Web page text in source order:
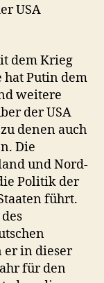
USA
dem Krieg
Putin dem
weitere
der USA
denen auch
Die
und Nord-
Politik der
führt.
er in dieser
für den